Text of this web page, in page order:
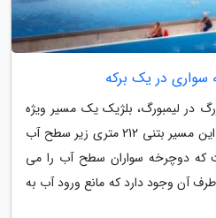
سواری در یک برکه
در لیمبورگ، بلژیک یک مسیر ویژه
دوچرخه سواری عبور می نماید. این مسیر بتنی 212 متری زیر سطح آب
که دوچرخه سواران سطح آب را می
متری هم دو طرف آن وجود دارد که مانع ورود آب به